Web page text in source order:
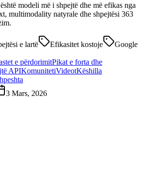
modeli më i shpejtë dhe më efikas nga
multimodality natyrale dhe shpejtësi 363
e lartë Efikasitet kostoje
Google
e përdorimitPikat e forta dhe
APIKomunitetiVideotKëshilla
3 Mars, 2026